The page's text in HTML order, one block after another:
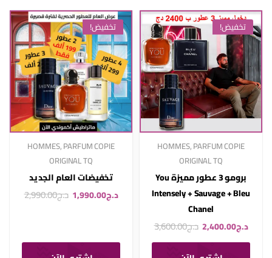
تخفيض!
HOMMES,PARFUM COPIE
ORIGINAL TQ
برومو 3 عطور مميزة You
Intensely + Sauvage + Bleu
Chanel
د.ج2,400.00 د.ج3,600.00
تخفيض!
HOMMES,PARFUM COPIE
ORIGINAL TQ
تخفيضات العام الجديد
د.ج1,990.00 د.ج2,990.00